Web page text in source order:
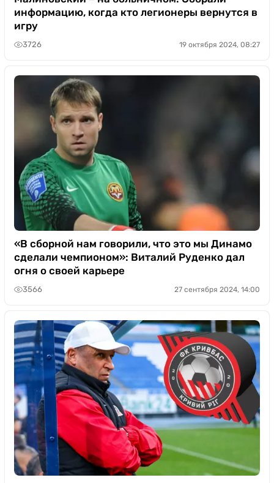
информацию, когда кто легионеры вернутся в
игру
3726 19 октября 2024, 08:27
«В сборной нам говорили, что это мы Динамо
сделали чемпионом»: Виталий Руденко дал
огня о своей карьере
3566 27 сентября 2024, 14:00